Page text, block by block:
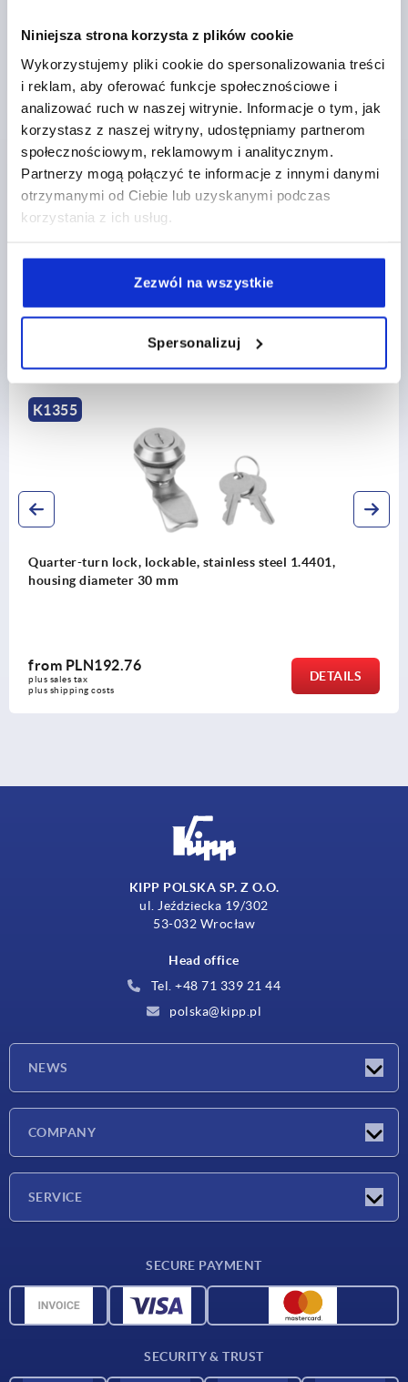
Niniejsza strona korzysta z plików cookie
Wykorzystujemy pliki cookie do spersonalizowania treści
i reklam, aby oferować funkcje społecznościowe i
analizować ruch w naszej witrynie. Informacje o tym, jak
korzystasz z naszej witryny, udostępniamy partnerom
społecznościowym, reklamowym i analitycznym.
Partnerzy mogą połączyć te informacje z innymi danymi
otrzymanymi od Ciebie lub uzyskanymi podczas
korzystania z ich usług.
Zezwól na wszystkie
Spersonalizuj
PLN107.64
plus sales tax
PRODUCT DETAILS
CAD
DOWNLOADS
K1355
Quarter-turn lock, lockable, stainless steel 1.4401,
housing diameter 30 mm
fromPLN192.76
plus sales tax
plus shipping costs
DETAILS
KIPP POLSKA SP. Z O.O.
ul. Jeździecka 19/302
53-032 Wrocław
Head office
Tel. +48 71 339 21 44
polska@kipp.pl
NEWS
COMPANY
SERVICE
CAD data
SECURE PAYMENT
SECURITY & TRUST